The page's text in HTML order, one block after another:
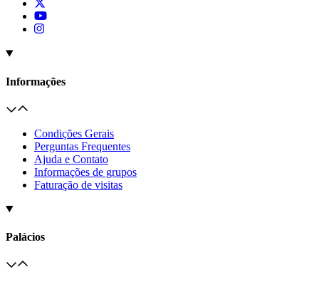
Informações
Condições Gerais
Perguntas Frequentes
Ajuda e Contato
Informações de grupos
Faturação de visitas
Palácios